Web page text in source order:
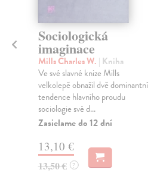
Sociologická
imaginace
Mills Charles W. | Kniha
Ve své slavné knize Mills
velkolepě obnažil dvě dominantní
tendence hlavního proudu
sociologie své d...
Zasielame do 12 dní
13,10 €
13,50 € ?